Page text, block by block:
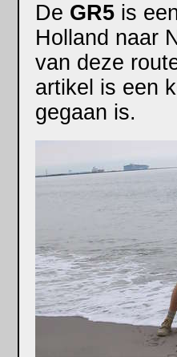
De GR5 is
Holland naar
van deze
artikel is een
gegaan is.